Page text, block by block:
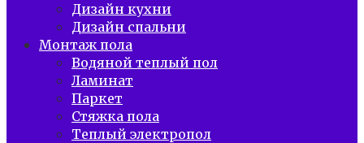
Дизайн кухни
Дизайн спальни
Монтаж пола
Водяной теплый пол
Ламинат
Паркет
Стяжка пола
Теплый электропол